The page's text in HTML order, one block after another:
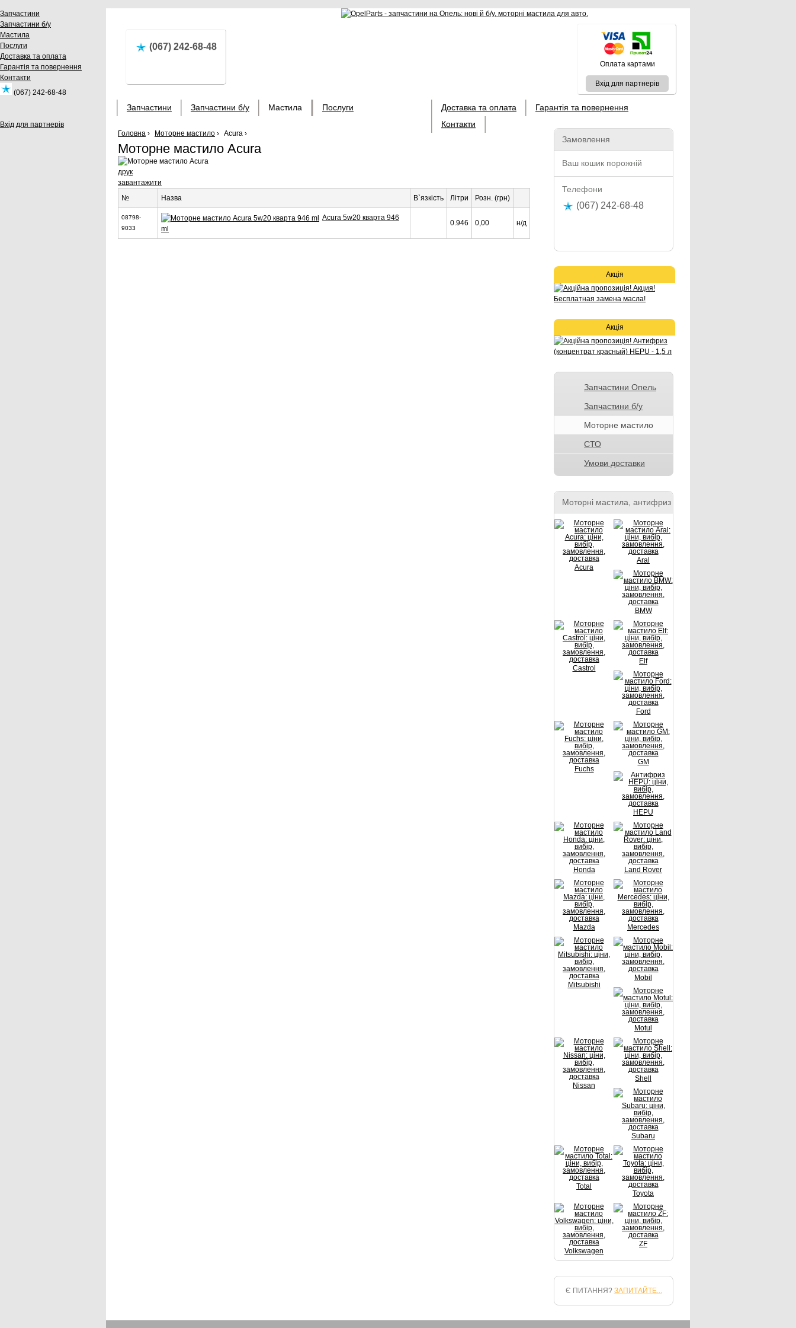
Запчастини
Запчастини б/у
Мастила
Послуги
Доставка та оплата
Гарантія та повернення
Контакти
(067) 242-68-48
Вхід для партнерів
(067) 242-68-48
Оплата картами
Вхід для партнерів
Запчастини Запчастини б/у Мастила Послуги Доставка та оплата
Гарантія та повернення
Контакти
Головна › Моторне мастило › Acura ›
Моторне мастило Acura
друк
завантажити
№
Назва В`язкість Літри Розн. (грн)
08798-
9033
Acura 5w20 кварта 946
ml
0.946 0,00 н/д
Замовлення
Ваш кошик порожній
Телефони
(067) 242-68-48
Акція
Акція
Запчастини Опель
Запчастини б/у
Моторне мастило
СТО
Умови доставки
Моторні мастила, антифриз
Acura
Aral
BMW
Castrol
Elf
Ford
Fuchs
GM
HEPU
Honda Land Rover
Mazda Mercedes
Mitsubishi
Mobil
Motul
Nissan
Shell
Subaru
Total
Toyota
Volkswagen
ZF
Є ПИТАННЯ? ЗАПИТАЙТЕ...